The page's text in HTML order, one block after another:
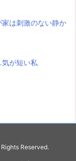
は刺激のない静か
が短い私
Reserved.